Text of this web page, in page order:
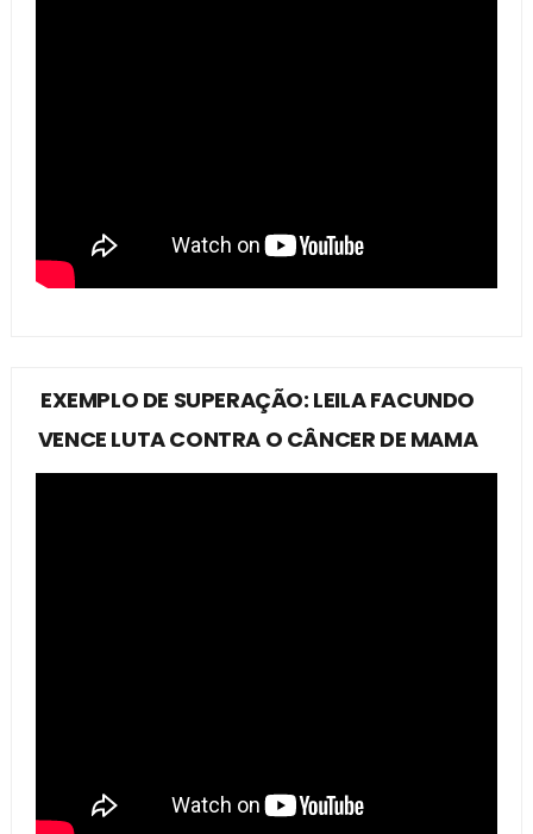
EXEMPLO DE SUPERAÇÃO: LEILA FACUNDO
VENCE LUTA CONTRA O CÂNCER DE MAMA